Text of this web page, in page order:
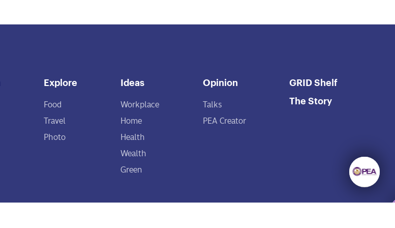
Explore
Food
Travel
Photo
Ideas
Workplace
Home
Health
Wealth
Green
Opinion
Talks
PEA Creator
GRID Shelf
The Story